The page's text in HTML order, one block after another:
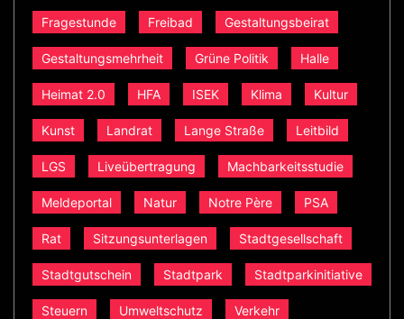
Fragestunde Freibad Gestaltungsbeirat
Gestaltungsmehrheit Grüne Politik Halle
Heimat 2.0 HFA ISEK Klima Kultur
Kunst Landrat Lange Straße Leitbild
LGS Liveübertragung Machbarkeitsstudie
Meldeportal Natur Notre Père PSA
Rat Sitzungsunterlagen Stadtgesellschaft
Stadtgutschein Stadtpark Stadtparkinitiative
Steuern Umweltschutz Verkehr